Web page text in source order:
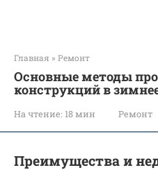
Главная » Ремонт
Основные методы
конструкций в
На чтение: 18 мин Ремонт
Преимущества и